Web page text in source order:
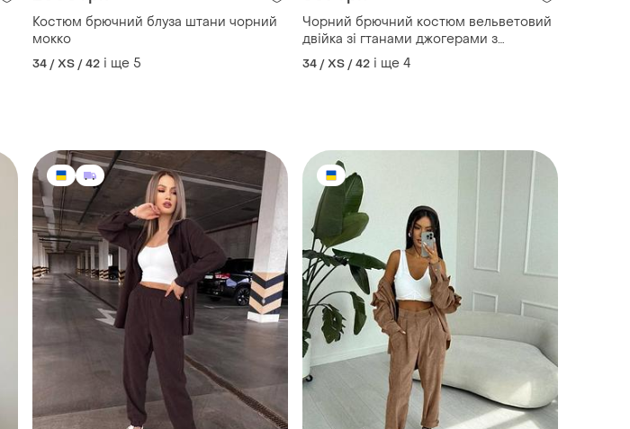
Костюм брючний блуза штани чорний
мокко
34 / XS / 42 і ще 5
Чорний брючний костюм вельветовий
двійка зі гтанами джогерами з
сорочкою
34 / XS / 42 і ще 4